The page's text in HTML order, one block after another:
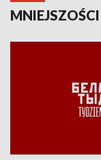
MNIEJSZOŚCI